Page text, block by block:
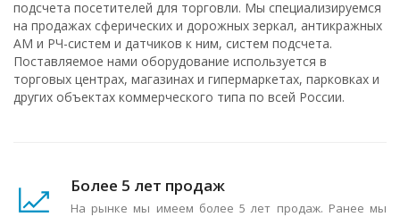
подсчета посетителей для торговли. Мы специализируемся
на продажах сферических и дорожных зеркал, антикражных
АМ и РЧ-систем и датчиков к ним, систем подсчета.
Поставляемое нами оборудование используется в
торговых центрах, магазинах и гипермаркетах, парковках и
других объектах коммерческого типа по всей России.
Более 5 лет продаж
На рынке мы имеем более 5 лет продаж. Ранее мы